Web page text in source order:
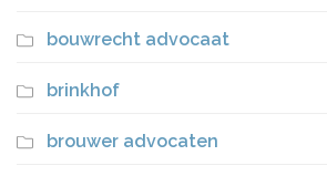
bouwrecht advocaat
brinkhof
brouwer advocaten